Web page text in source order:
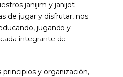
janijim y janijot
de jugar y disfrutar, nos
jugando y
integrante de
y organización,